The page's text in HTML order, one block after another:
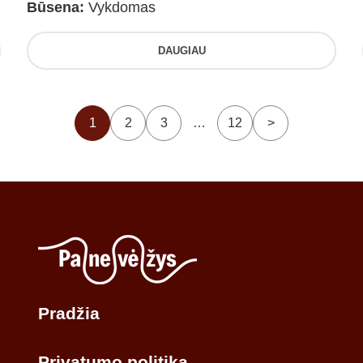
Būsena: Vykdomas
DAUGIAU
1 2 3 … 12 >
Pradžia